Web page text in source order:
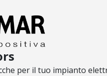
per il tuo impianto